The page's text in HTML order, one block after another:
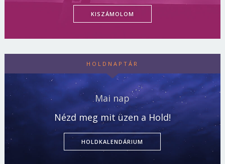
KISZÁMOLOM
HOLDNAPTÁR
Mai nap
Nézd meg mit üzen a Hold!
HOLDKALENDÁRIUM